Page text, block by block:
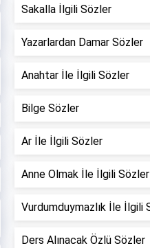
Sakalla İlgili Sözler
Yazarlardan Damar Sözler
Anahtar İle İlgili Sözler
Bilge Sözler
Ar İle İlgili Sözler
Anne Olmak İle İlgili Sözler
Vurdumduymazlık İle İlgili
Ders Alınacak Özlü Sözler